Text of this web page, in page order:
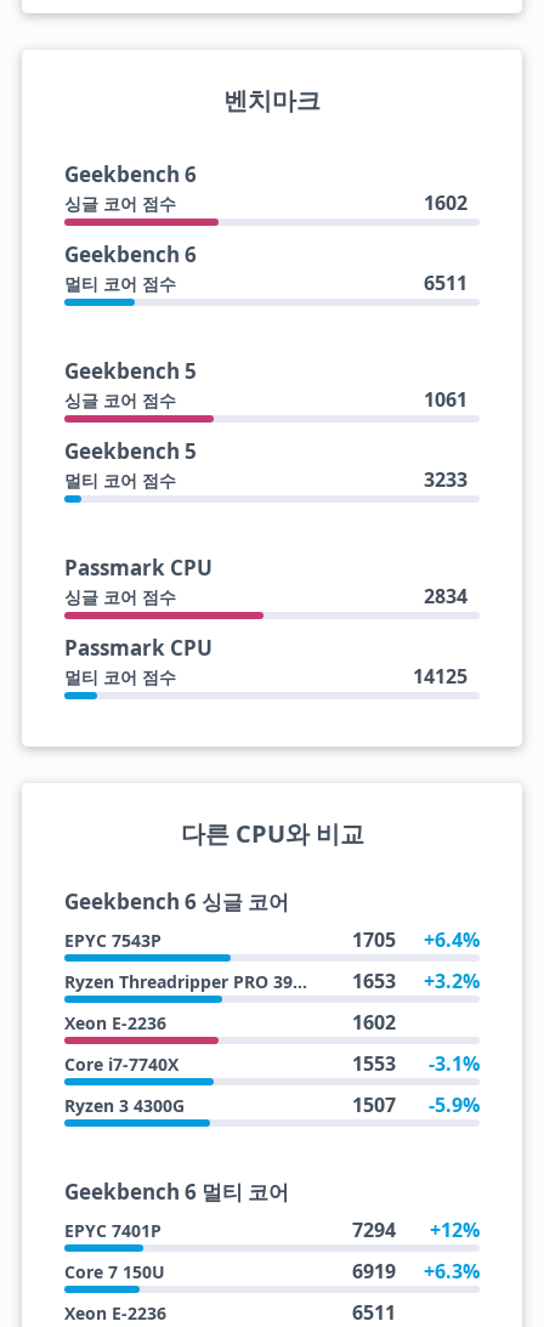
벤치마크
Geekbench 6
싱글 코어 점수 1602
Geekbench 6
멀티 코어 점수 6511
Geekbench 5
싱글 코어 점수 1061
Geekbench 5
멀티 코어 점수 3233
Passmark CPU
싱글 코어 점수 2834
Passmark CPU
멀티 코어 점수 14125
다른 CPU와 비교
Geekbench 6 싱글 코어
EPYC 7543P 1705 +6.4%
Ryzen Threadripper PRO 3945WX 1653 +3.2%
Xeon E-2236 1602
Core i7-7740X 1553 -3.1%
Ryzen 3 4300G 1507 -5.9%
Geekbench 6 멀티 코어
EPYC 7401P 7294 +12%
Core 7 150U 6919 +6.3%
Xeon E-2236 6511